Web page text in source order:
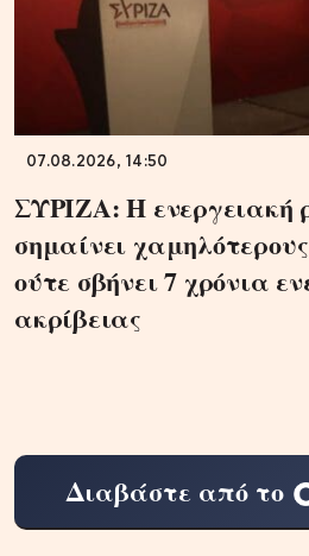
07.08.2026, 14:50
ΣΥΡΙΖΑ: Η ενεργειακή
σημαίνει
ούτε σβήνει 7 χρόνια
ακρίβειας
Διαβάστε από το